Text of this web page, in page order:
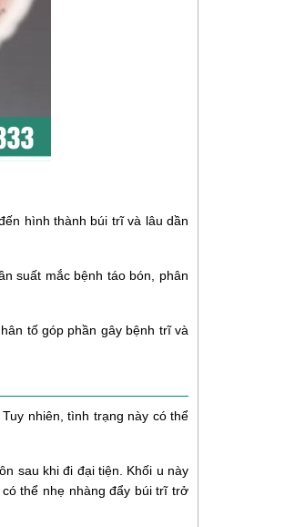
hình thành búi trĩ và lâu dần
suất mắc bệnh táo bón, phân
tố góp phần gây bệnh trĩ và
nhiên, tình trạng này có thể
sau khi đi đại tiện. Khối u này
thể nhẹ nhàng đẩy búi trĩ trở